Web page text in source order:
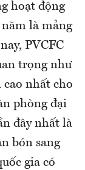
hoạt động
là mảng
PVCFC
trọng như
cao nhất cho
phòng đại
đây nhất là
bón sang
gia có